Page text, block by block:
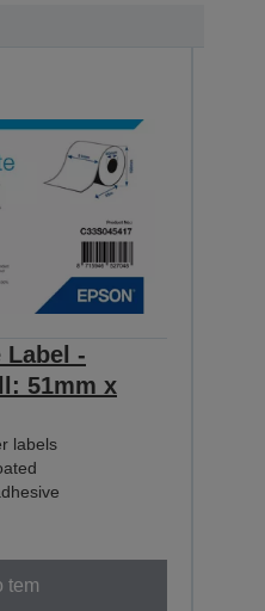
Label -
51mm x
labels
tem